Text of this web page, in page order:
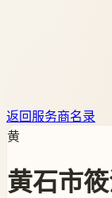
返回服务商名录
黄
黄石市